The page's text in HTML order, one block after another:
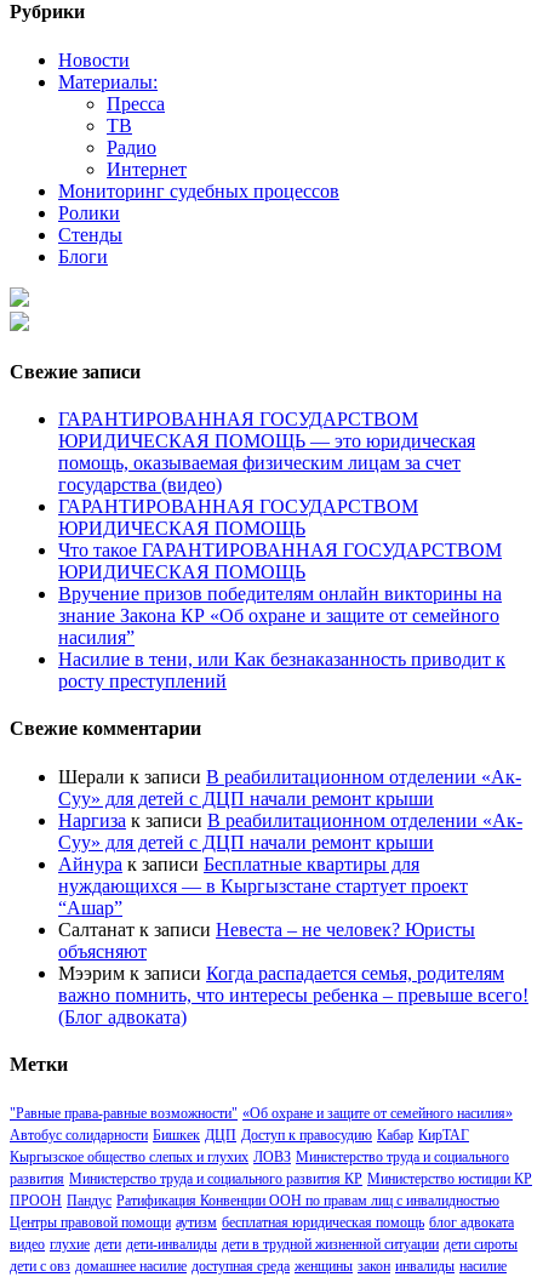
Рубрики
Новости
Материалы:
Пресса
ТВ
Радио
Интернет
Мониторинг судебных процессов
Ролики
Стенды
Блоги
Свежие записи
ГАРАНТИРОВАННАЯ ГОСУДАРСТВОМ
ЮРИДИЧЕСКАЯ ПОМОЩЬ — это юридическая
помощь, оказываемая физическим лицам за счет
государства (видео)
ГАРАНТИРОВАННАЯ ГОСУДАРСТВОМ
ЮРИДИЧЕСКАЯ ПОМОЩЬ
Что такое ГАРАНТИРОВАННАЯ ГОСУДАРСТВОМ
ЮРИДИЧЕСКАЯ ПОМОЩЬ
Вручение призов победителям онлайн викторины на
знание Закона КР «Об охране и защите от семейного
насилия”
Насилие в тени, или Как безнаказанность приводит к
росту преступлений
Свежие комментарии
Шерали к записи В реабилитационном отделении «Ак-
Суу» для детей с ДЦП начали ремонт крыши
Наргиза к записи В реабилитационном отделении «Ак-
Суу» для детей с ДЦП начали ремонт крыши
Айнура к записи Бесплатные квартиры для
нуждающихся — в Кыргызстане стартует проект
“Ашар”
Салтанат к записи Невеста – не человек? Юристы
объясняют
Мээрим к записи Когда распадается семья, родителям
важно помнить, что интересы ребенка – превыше всего!
(Блог адвоката)
Метки
"Равные права-равные возможности" «Об охране и защите от семейного насилия»
Автобус солидарности Бишкек ДЦП Доступ к правосудию Кабар КирТАГ
Кыргызское общество слепых и глухих ЛОВЗ Министерство труда и социального
развития Министерство труда и социального развития КР Министерство юстиции КР
ПРООН Пандус Ратификация Конвенции ООН по правам лиц с инвалидностью
Центры правовой помощи аутизм бесплатная юридическая помощь блог адвоката
видео глухие дети дети-инвалиды дети в трудной жизненной ситуации дети сироты
дети с овз домашнее насилие доступная среда женщины закон инвалиды насилие